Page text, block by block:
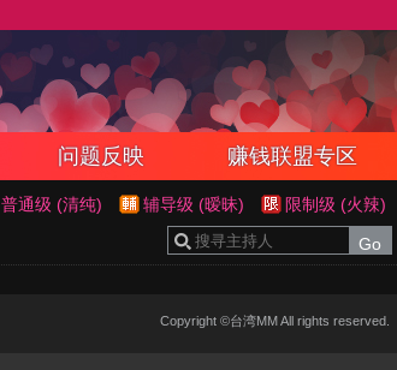
问题反映 赚钱联盟专区
普通级 (清纯) 辅导级 (暧昧)
限制级 (火辣)
Copyright ©台湾MM All rights reserved.